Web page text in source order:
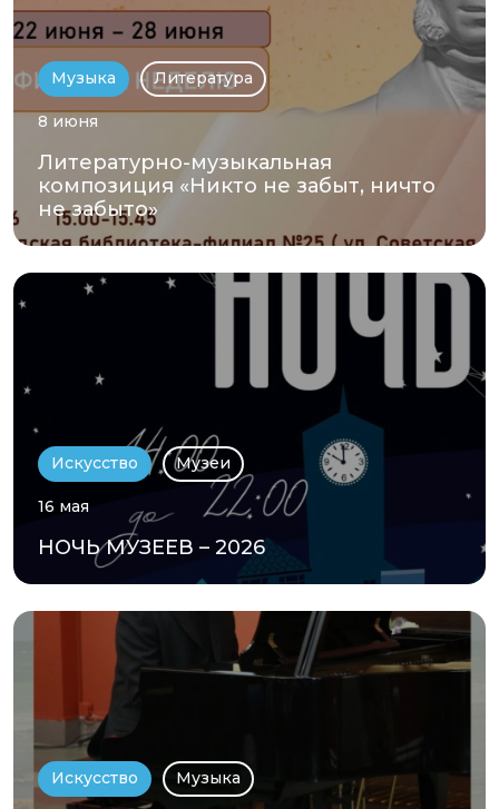
Музыка Литература
8 июня
Литературно-музыкальная
композиция «Никто не забыт, ничто
не забыто»
Искусство Музеи
16 мая
НОЧЬ МУЗЕЕВ – 2026
Искусство Музыка